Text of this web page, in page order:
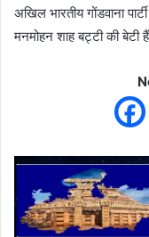
अखिल भारतीय गोंडवाना
मनमोहन शाह बट्टी की बेटी